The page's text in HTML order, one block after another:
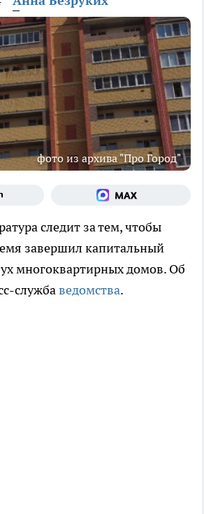
фото из архива "Про Город"
следит за тем, чтобы
завершил капитальный
многоквартирных домов. Об
службаведомства.